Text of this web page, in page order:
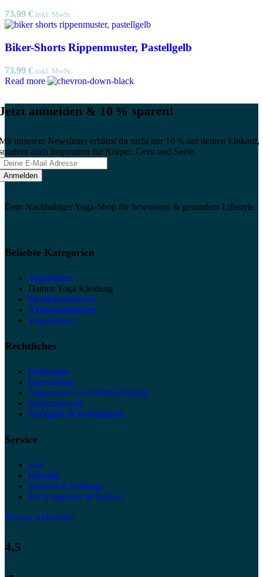
73,99 € inkl. MwSt.
Biker-Shorts Rippenmuster, Pastellgelb
73,99 € inkl. MwSt.
Read more
anmelden & 10 % sparen!
unserem Newsletter erhältst du nicht nur 10 % auf deinen Einkauf,
auch Inspiration für Körper, Geist und Seele.
Dein Nachhaltiger Yoga-Shop für bewussten & gesundem Lifestyle.
Beliebte Kategorien
Yogamatten
Damen Yoga Kleidung
Meditationskissen
Akupressurmatten
Yoga Kissen
Rechtliches
Impressum
Datenschutz
Allgemeine Geschäftsbedingung
Widerrufsrecht
Rückgabe & Reklamation
Service
Sale
Kontakt
Versand & Zahlung
Für Yogalehrer & Studios
Vertrag widerrufen
4,5